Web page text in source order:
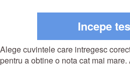
Incepe
Alege cuvintele care intregesc
pentru a obtine o nota cat mai